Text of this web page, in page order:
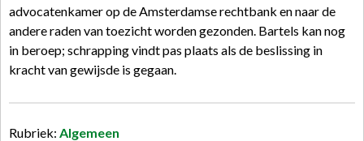
advocatenkamer op de Amsterdamse rechtbank en naar de
andere raden van toezicht worden gezonden. Bartels kan nog
in beroep; schrapping vindt pas plaats als de beslissing in
kracht van gewijsde is gegaan.
Rubriek: Algemeen